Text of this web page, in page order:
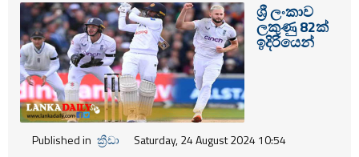
ශ්‍රී ලංකාව
ලකුණු 82ක්
ඉදිරියෙන්
Published in ක්‍රීඩා Saturday, 24 August 2024 10:54